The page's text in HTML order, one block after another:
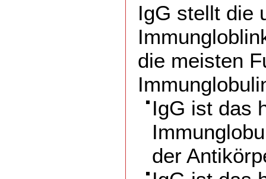
IgG stellt die
die meisten
IgG ist das
der